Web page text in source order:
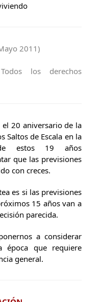
2011)
los derechos
20 aniversario de la
Saltos de Escala en la
de estos 19 años
que las previsiones
con creces.
es si las previsiones
15 años van a
parecida.
a considerar
época que requiere
general.